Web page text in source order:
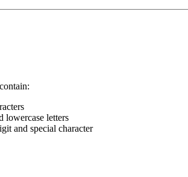
lowercase letters
and special character